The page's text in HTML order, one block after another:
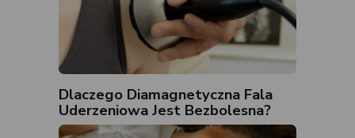
Dlaczego Diamagnetyczna Fala
Uderzeniowa Jest Bezbolesna?